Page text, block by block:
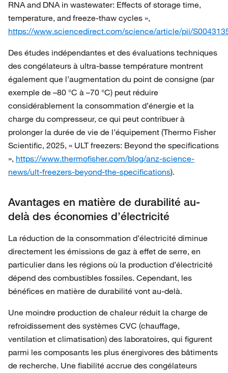
RNA and DNA in wastewater: Effects of storage time,
temperature, and freeze-thaw cycles »,
https://www.sciencedirect.com/science/article/pii/
Des études indépendantes et des évaluations techniques
des congélateurs à ultra-basse température montrent
également que l’augmentation du point de consigne (par
exemple de –80 °C à –70 °C) peut réduire
considérablement la consommation d’énergie et la
charge du compresseur, ce qui peut contribuer à
prolonger la durée de vie de l’équipement (Thermo Fisher
Scientific, 2025, « ULT freezers: Beyond the specifications
», https://www.thermofisher.com/blog/anz-science-
news/ult-freezers-beyond-the-specifications).
Avantages en matière de durabilité au-
delà des économies d’électricité
La réduction de la consommation d’électricité diminue
directement les émissions de gaz à effet de serre, en
particulier dans les régions où la production d’électricité
dépend des combustibles fossiles. Cependant, les
bénéfices en matière de durabilité vont au-delà.
Une moindre production de chaleur réduit la charge de
refroidissement des systèmes CVC (chauffage,
ventilation et climatisation) des laboratoires, qui figurent
parmi les composants les plus énergivores des bâtiments
de recherche. Une fiabilité accrue des congélateurs